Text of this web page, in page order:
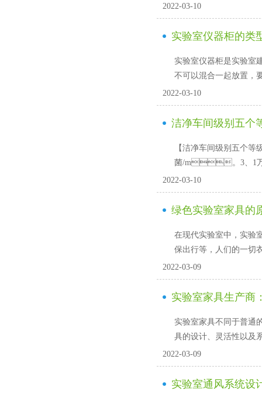
2022-03-10
实验室仪器柜的类
实验室仪器柜是实验室建
不可以混合一起放置，
2022-03-10
洁净车间级别五个
【洁净车间级别五个等级划
菌/m。3、
2022-03-10
绿色实验室家具的
在现代实验室中，实
保出行等，人们的一
2022-03-09
实验室家具生产商
实验室家具不同于普通的
具的设计、灵活性以及
2022-03-09
实验室通风系统设